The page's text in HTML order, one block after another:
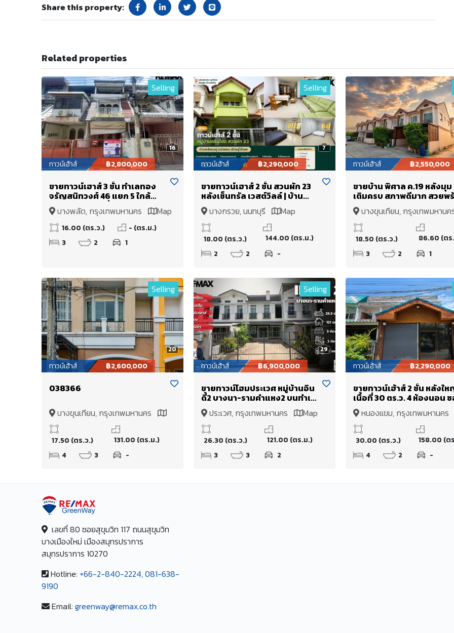
Share this property:
Related properties
16
Selling
ทาวน์เฮ้าส์ ฿2,800,000
ขายทาวน์เฮาส์ 3 ชั้น ทำเลทอง
จรัญสนิทวงศ์ 46 แยก 5 ใกล้
MRT สถานีบางยี่ขัน เพียง 500
เมตร พร้อมอยู่!
บางพลัด, กรุงเทพมหานคร Map
16.00 (ตร.ว.)
- (ตร.ม.)
3
2 1
7
Selling
ทาวน์เฮ้าส์ ฿2,290,000
ขายทาวน์เฮาส์ 2 ชั้น สวนผัก 23
หลังเซ็นทรัล เวสต์วิลล์ | บ้าน
พร้อมอยู่ แต่งครบ เข้าอยู่ได้เลย
บางกรวย, นนทบุรี Map
18.00 (ตร.ว.)
144.00 (ตร.ม.)
2
2 -
ทาวน์เฮ้าส์ ฿2,550,000
ขายบ้าน พิศาล ค.19 หลังมุ
เติมครบ สภาพดีมาก สวยพ
อยู่ ราคาทุน ใกล้เซนทรัล
พระราม2 ของดีมีหลังนี้หลัง
บางขุนเทียน, กรุงเทพมหา
Map
18.50 (ตร.ว.)
86.60 (ตร
3
2 1
20
Selling
ทาวน์เฮ้าส์ ฿2,600,000
038366
บางขุนเทียน, กรุงเทพมหานคร
Map
17.50 (ตร.ว.)
131.00 (ตร.ม.)
4
3 -
29
Selling
ทาวน์เฮ้าส์ ฿6,900,000
ขายทาวน์โฮมประเวศ หมู่บ้านอิน
ดี้2 บางนา-รามคำแหง2 บนทำเล
ศักยภาพ เมกาบางนาอยู่แค่ปาก
ซอยประเวศ, กรุงเทพมหานคร Map
26.30 (ตร.ว.)
121.00 (ตร.ม.)
3
3 2
ทาวน์เฮ้าส์ ฿2,290,000
ขายทาวน์เฮ้าส์ 2 ชั้น หลังใ
เนื้อที่ 30 ตร.ว. 4 ห้องนอน
เพชรเกษม 79 แยก 9 หนอ
หนองแขม, กรุงเทพมหานค
30.00 (ตร.ว.)
158.00 (ต
4
2 -
เลขที่ 80 ซอยสุขุมวิท 117 ถนนสุขุมวิท
บางเมืองใหม่ เมืองสมุทรปราการ
สมุทรปราการ 10270
Hotline: +66-2-840-2224, 081-638-
9190
Email: greenway@remax.co.th